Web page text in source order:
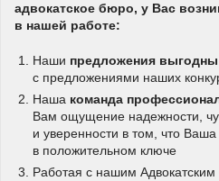
адвокатское бюро, у Вас
в нашей работе:
Наши предложения выгодны
с предложениями наших
Наша команда
Вам ощущение надежности,
и уверенности в том, что
в положительном ключе
Работая с нашим